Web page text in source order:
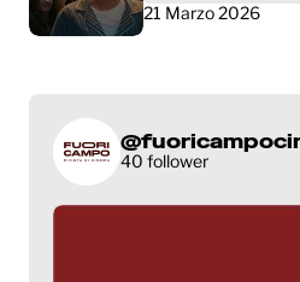
21 Marzo 2026
40 follower